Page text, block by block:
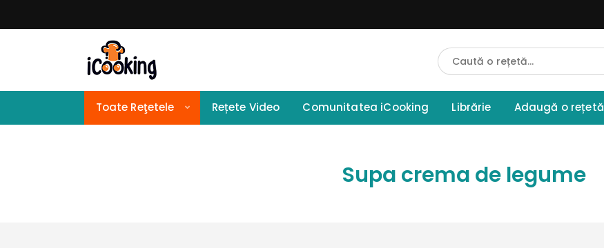
Cauta
Retete
Toate Reţetele Rețete Video Comunitatea iCooking Librărie Adaugă o rețetă
Supa crema de legume